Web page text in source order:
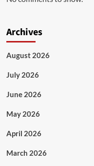
Archives
August 2026
July 2026
June 2026
May 2026
April 2026
March 2026